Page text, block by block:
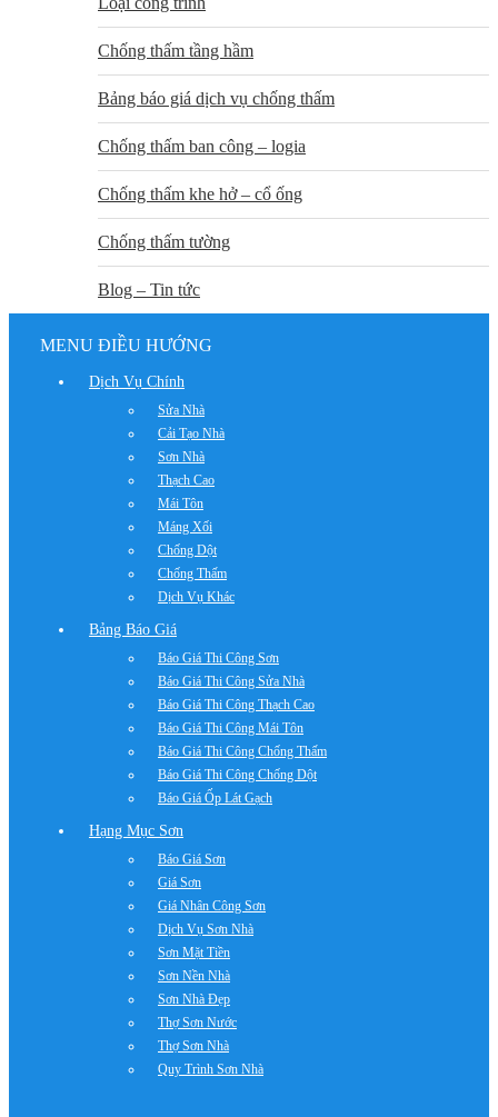
Chống thấm tầng hầm
Bảng báo giá dịch vụ chống thấm
Chống thấm ban công – logia
Chống thấm khe hở – cổ ống
Chống thấm tường
Blog – Tin tức
MENU ĐIỀU HƯỚNG
Dịch Vụ Chính
Sửa Nhà
Cải Tạo Nhà
Sơn Nhà
Thạch Cao
Mái Tôn
Máng Xối
Chống Dột
Chống Thấm
Dịch Vụ Khác
Bảng Báo Giá
Báo Giá Thi Công Sơn
Báo Giá Thi Công Sửa Nhà
Báo Giá Thi Công Thạch Cao
Báo Giá Thi Công Mái Tôn
Báo Giá Thi Công Chống Thấm
Báo Giá Thi Công Chống Dột
Báo Giá Ốp Lát Gạch
Hạng Mục Sơn
Báo Giá Sơn
Giá Sơn
Giá Nhân Công Sơn
Dịch Vụ Sơn Nhà
Sơn Mặt Tiền
Sơn Nền Nhà
Sơn Nhà Đẹp
Thợ Sơn Nước
Thợ Sơn Nhà
Quy Trình Sơn Nhà